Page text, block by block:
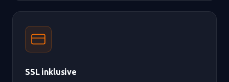
SSL inklusive